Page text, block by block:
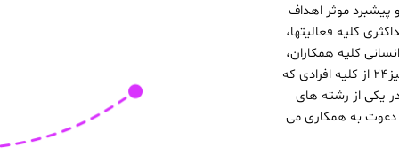
موثر اهداف
کلیه فعالیتها،
کلیه همکاران،
ارائه انتقادات و پیشنهادات اصلاحی، اجزاء ضروری یک همکاری موفق و رو به جلو می باشد. گروه کوئیز24 از کلیه افرادی که
یکی از رشته های
دعوت به همکاری می